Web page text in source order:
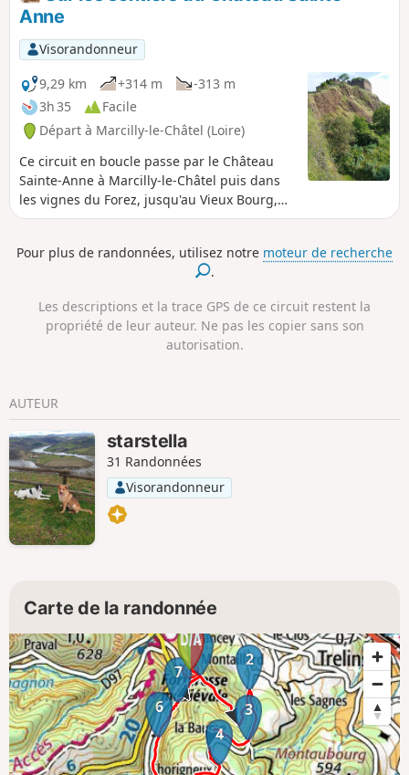
permet de vous rafraîchir avant d'entamer la
remontée.
Anne
Visorandonneur
9,29 km
+314 m
-313 m
3h 35
Facile
Départ à Marcilly-le-Châtel (Loire)
Ce circuit en boucle passe par le Château
Sainte-Anne à Marcilly-le-Châtel puis dans
les vignes du Forez, jusqu'au Vieux Bourg,
pour continuer ensuite en forêt jusqu'à la
Pour plus de randonnées, utilisez notre moteur de recherche
.
Les descriptions et la trace GPS de ce circuit restent la
propriété de leur auteur. Ne pas les copier sans son
autorisation.
AUTEUR
starstella
31 Randonnées
Visorandonneur
Carte de la randonnée
1
2
3
4
6
7